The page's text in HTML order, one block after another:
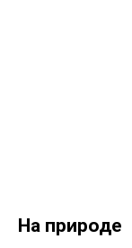
На природе